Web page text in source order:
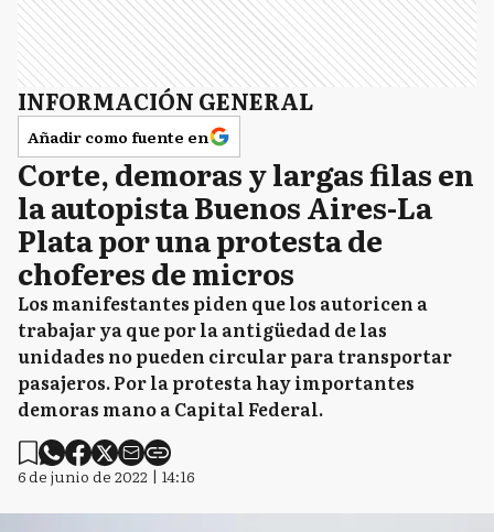
INFORMACIÓN GENERAL
Añadir como fuente en
Corte, demoras y largas filas en
la autopista Buenos Aires-La
Plata por una protesta de
choferes de micros
Los manifestantes piden que los autoricen a
trabajar ya que por la antigüedad de las
unidades no pueden circular para transportar
pasajeros. Por la protesta hay importantes
demoras mano a Capital Federal.
6 de junio de 2022 | 14:16